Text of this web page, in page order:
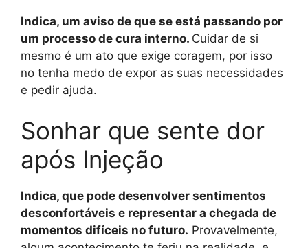
Indica, um aviso de que se está passando por
um processo de cura interno. Cuidar de si
mesmo é um ato que exige coragem, por isso
no tenha medo de expor as suas necessidades
e pedir ajuda.
Sonhar que sente dor
após Injeção
Indica, que pode desenvolver sentimentos
desconfortáveis e representar a chegada de
momentos difíceis no futuro. Provavelmente,